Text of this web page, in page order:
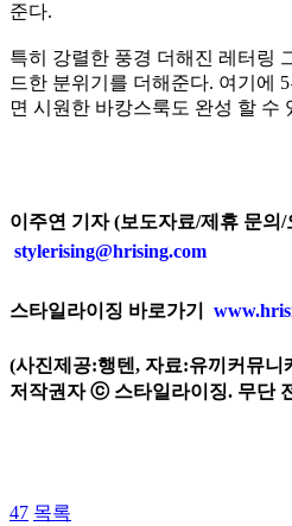
준다.
특히 강렬한 풍경 더해진 레터링
드한 분위기를 더해준다. 여기에
면 시원한 바캉스룩도 완성 할 수
이주연 기자 (보도자료/제휴 문의/
stylerising@hrising.com
스타일라이징 바로가기
(사진제공:행텐, 자료:유끼커뮤니
저작권자 ⓒ 스타일라이징. 무단
47 목록